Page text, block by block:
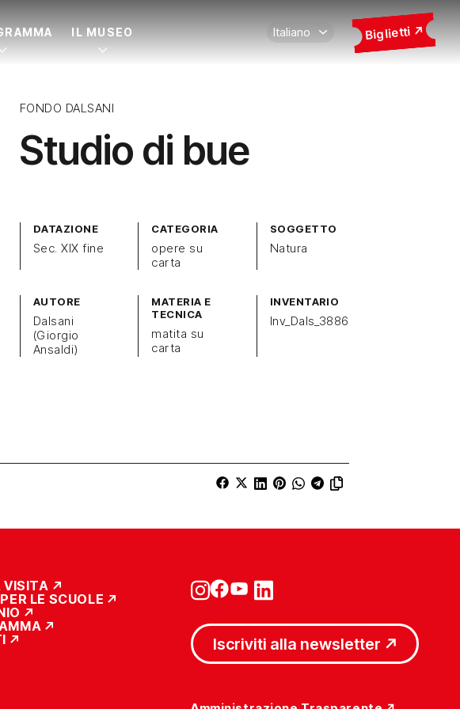
IL MUSEO Biglietti
FONDO DALSANI
Studio di bue
DATAZIONE
Sec. XIX fine
CATEGORIA
opere su
carta
SOGGETTO
Natura
AUTORE
Dalsani
(Giorgio
Ansaldi)
MATERIA E
TECNICA
matita su
carta
INVENTARIO
Inv_Dals_3886
VISITA
LE SCUOLE
Iscriviti alla newsletter